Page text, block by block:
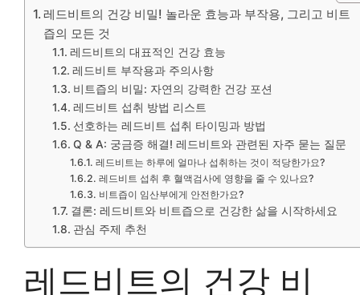
레드비트의 건강 비밀! 놀라운 효능과 부작용, 그리고 비트
즙의 모든 것
레드비트의 대표적인 건강 효능
레드비트 부작용과 주의사항
비트즙의 비밀: 자연의 강력한 건강 포션
레드비트 섭취 방법 리스트
선호하는 레드비트 섭취 타이밍과 방법
Q & A: 궁금증 해결! 레드비트와 관련된 자주 묻는 질문
레드비트는 하루에 얼마나 섭취하는 것이 적당한가요?
레드비트 섭취 후 혈액검사에 영향을 줄 수 있나요?
비트즙이 임산부에게 안전한가요?
결론: 레드비트와 비트즙으로 건강한 삶을 시작하세요
관심 주제 추천
레드비트의 건강 비